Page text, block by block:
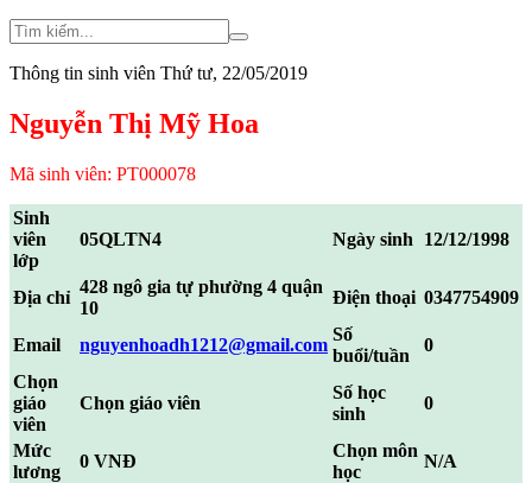
Thông tin sinh viên Thứ tư, 22/05/2019
Nguyễn Thị Mỹ Hoa
Mã sinh viên: PT000078
Sinh
viên
lớp
05QLTN4 Ngày sinh 12/12/1998
Địa chỉ
428 ngô gia tự phường 4 quận
10
Điện thoại 0347754909
Email nguyenhoadh1212@gmail.com
Số
buổi/tuần
0
Chọn
giáo
viên
Chọn giáo viên
Số học
sinh
0
Mức
lương
0 VNĐ
Chọn môn
học
N/A